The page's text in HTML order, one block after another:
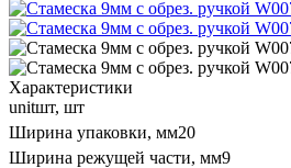
Характеристики
unitшт, шт
Ширина упаковки, мм20
Ширина режущей части, мм9